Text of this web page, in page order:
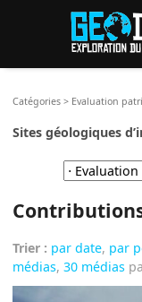
Catégories > Evaluation
Sites géologiques
Trier : par date, par
médias,30 médias